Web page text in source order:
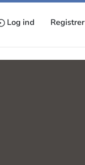
Log ind Registrer